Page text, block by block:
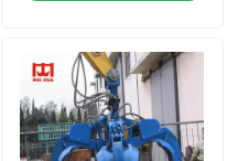
trave